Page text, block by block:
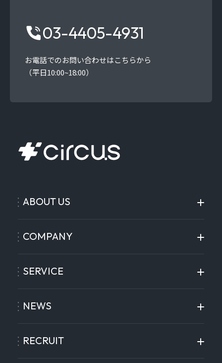
03-4405-4931
お電話でのお問い合わせはこちらから
（平日10:00~18:00）
ABOUT US
COMPANY
SERVICE
NEWS
RECRUIT